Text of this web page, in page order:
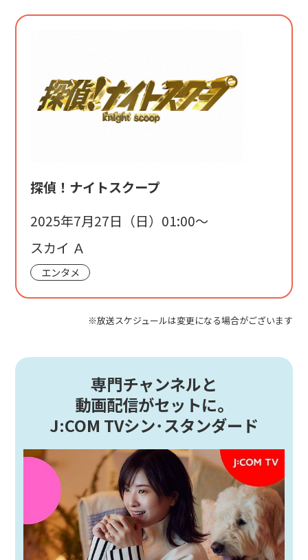
探偵！ナイトスクープ
2025年7月27日（日）01:00〜
スカイ Ａ
エンタメ
※放送スケジュールは変更になる場合がございます
専門チャンネルと
動画配信がセットに。
J:COM TVシン･スタンダード